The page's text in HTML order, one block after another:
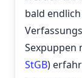
bald
Sexpuppen
StGB)